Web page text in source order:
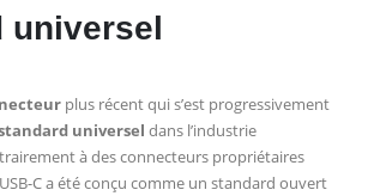
universel
plus récent qui s’est progressivement
universel dans l’industrie
à des connecteurs propriétaires
C a été conçu comme un standard ouvert